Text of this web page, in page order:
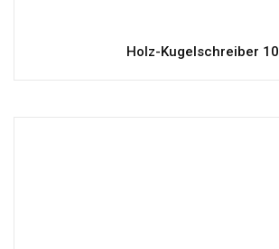
Holz-Kugelschreiber 10